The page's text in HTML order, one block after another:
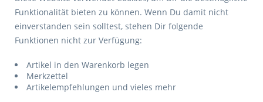
Funktionalität bieten zu können. Wenn Du damit nicht
einverstanden sein solltest, stehen Dir folgende
Funktionen nicht zur Verfügung:
Artikel in den Warenkorb legen
Merkzettel
Artikelempfehlungen und vieles mehr